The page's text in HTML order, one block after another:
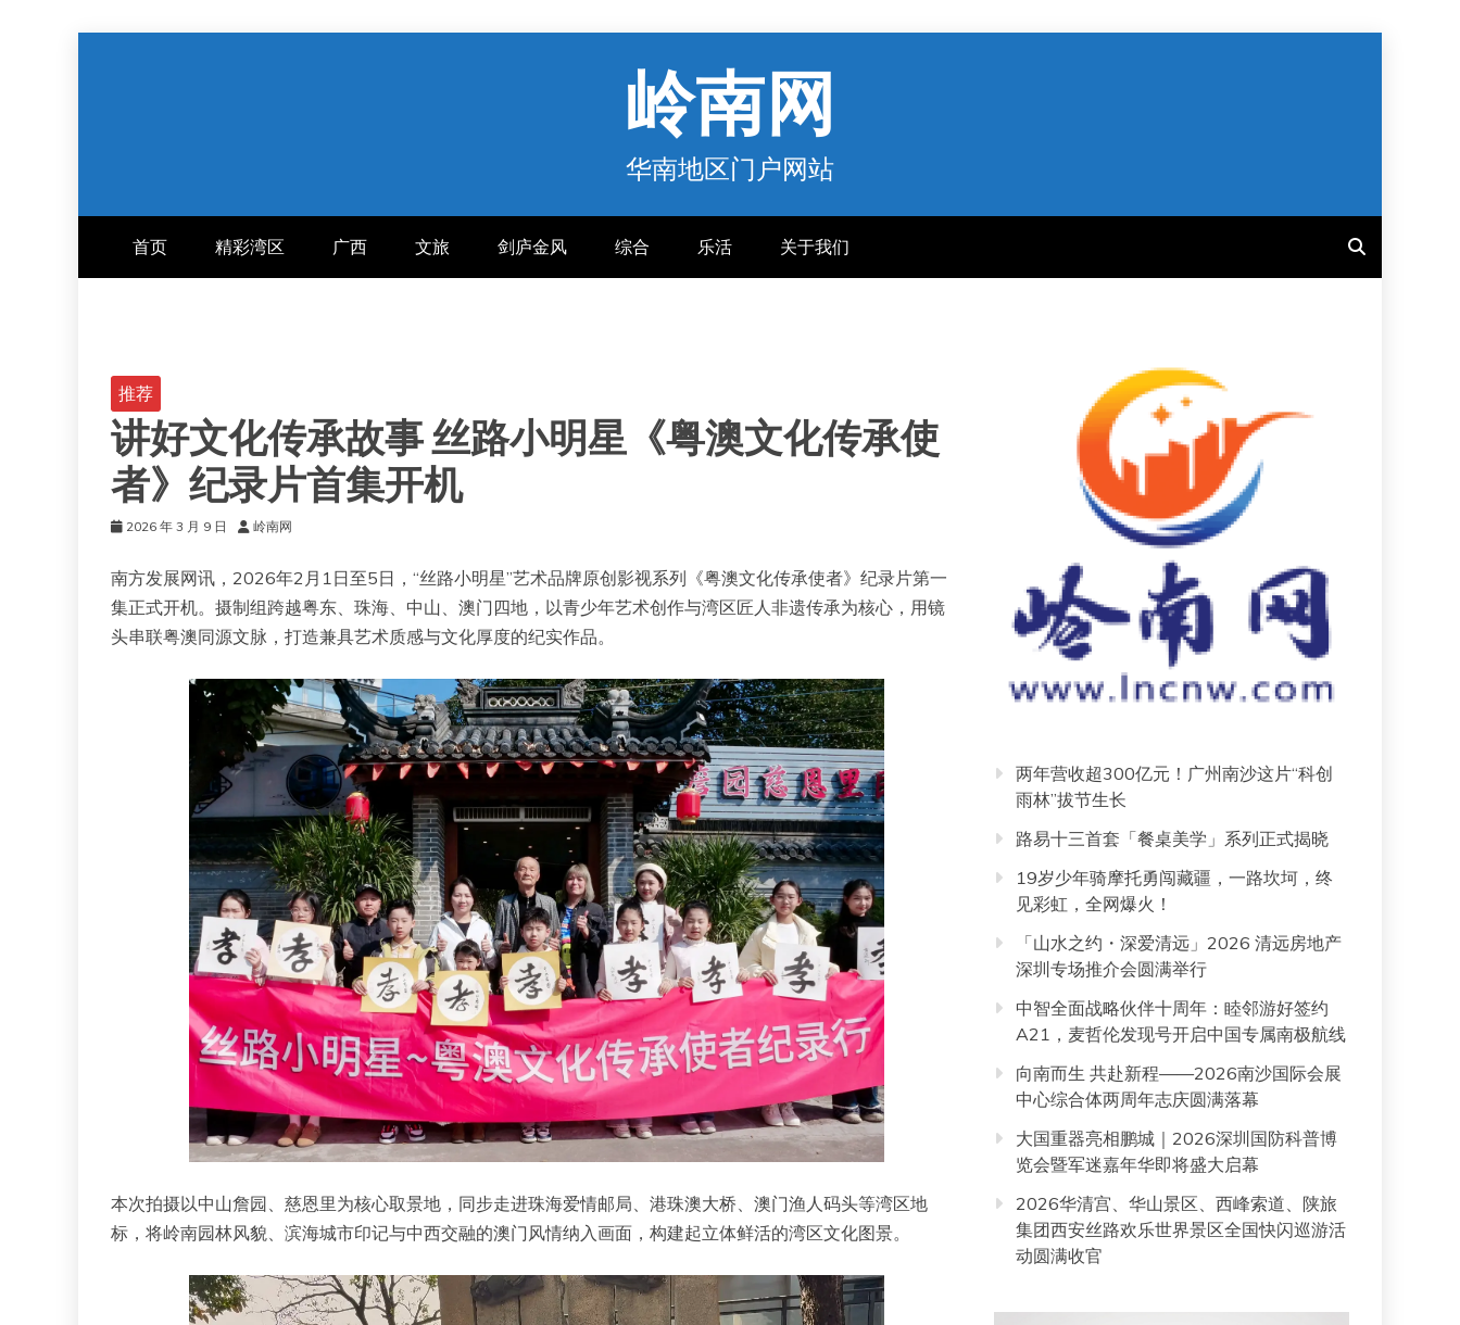
岭南网
华南地区门户网站
首页 精彩湾区 广西 文旅 剑庐金风 综合 乐活 关于我们
推荐
讲好文化传承故事 丝路小明星《粤澳文化传承使
者》纪录片首集开机
2026 年 3 月 9 日 岭南网
南方发展网讯，2026年2月1日至5日，“丝路小明星”艺术品牌原创影视系列《粤澳文化传承使者》纪录片第一
集正式开机。摄制组跨越粤东、珠海、中山、澳门四地，以青少年艺术创作与湾区匠人非遗传承为核心，用镜
头串联粤澳同源文脉，打造兼具艺术质感与文化厚度的纪实作品。
本次拍摄以中山詹园、慈恩里为核心取景地，同步走进珠海爱情邮局、港珠澳大桥、澳门渔人码头等湾区地
标，将岭南园林风貌、滨海城市印记与中西交融的澳门风情纳入画面，构建起立体鲜活的湾区文化图景。
两年营收超300亿元！广州南沙这片“科创
雨林”拔节生长
路易十三首套「餐桌美学」系列正式揭晓
19岁少年骑摩托勇闯藏疆，一路坎坷，终
见彩虹，全网爆火！
「山水之约・深爱清远」2026 清远房地产
深圳专场推介会圆满举行
中智全面战略伙伴十周年：睦邻游好签约
A21，麦哲伦发现号开启中国专属南极航线
向南而生 共赴新程——2026南沙国际会展
中心综合体两周年志庆圆满落幕
大国重器亮相鹏城｜2026深圳国防科普博
览会暨军迷嘉年华即将盛大启幕
2026华清宫、华山景区、西峰索道、陕旅
集团西安丝路欢乐世界景区全国快闪巡游活
动圆满收官